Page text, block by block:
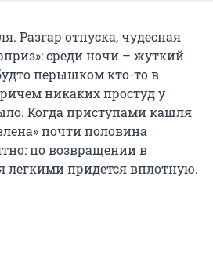
Разгар отпуска, чудесная
среди ночи – жуткий
перышком кто-то в
никаких простуд у
Когда приступами кашля
почти половина
по возвращении в
легкими придется вплотную.